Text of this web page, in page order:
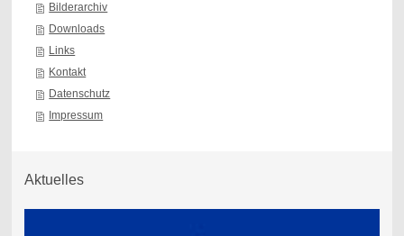
Bilderarchiv
Downloads
Links
Kontakt
Datenschutz
Impressum
Aktuelles